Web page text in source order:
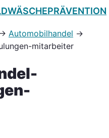
→ Automobilhandel →
mitarbeiter